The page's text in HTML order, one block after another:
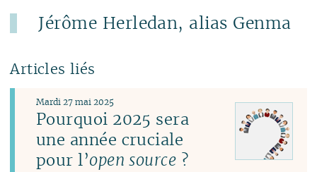
Jérôme Herledan, alias Genma
Articles liés
Pourquoi 2025 sera
une année cruciale
pour l’open source ?
Mardi 27 mai 2025